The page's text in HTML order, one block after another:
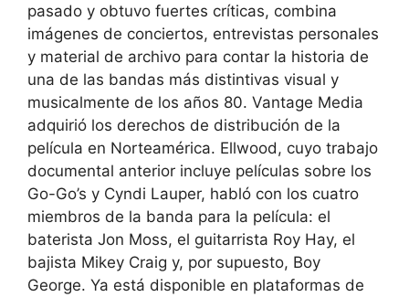
pasado y obtuvo fuertes críticas, combina
imágenes de conciertos, entrevistas personales
y material de archivo para contar la historia de
una de las bandas más distintivas visual y
musicalmente de los años 80. Vantage Media
adquirió los derechos de distribución de la
película en Norteamérica. Ellwood, cuyo trabajo
documental anterior incluye películas sobre los
Go-Go’s y Cyndi Lauper, habló con los cuatro
miembros de la banda para la película: el
baterista Jon Moss, el guitarrista Roy Hay, el
bajista Mikey Craig y, por supuesto, Boy
George. Ya está disponible en plataformas de